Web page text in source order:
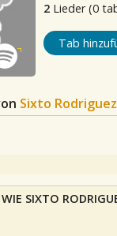
2 Lieder (0
Tab
Sixto Rodriguez
SIXTO